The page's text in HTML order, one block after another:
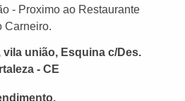
- Proximo ao Restaurante
Carneiro.
vila união, Esquina c/Des.
- CE